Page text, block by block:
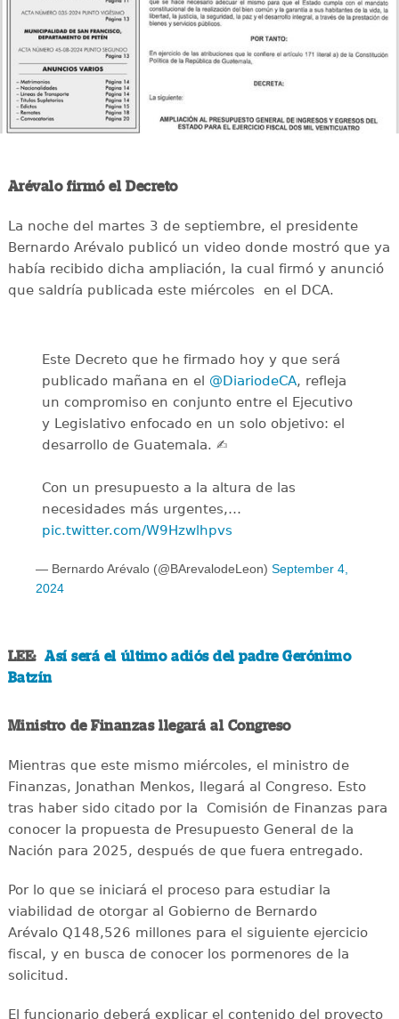
Arévalo firmó el Decreto
La noche del martes 3 de septiembre, el presidente
Bernardo Arévalo publicó un video donde mostró que ya
había recibido dicha ampliación, la cual firmó y anunció
que saldría publicada este miércoles en el DCA.
Este Decreto que he firmado hoy y que será
publicado mañana en el @DiariodeCA, refleja
un compromiso en conjunto entre el Ejecutivo
y Legislativo enfocado en un solo objetivo: el
desarrollo de Guatemala. ✍
Con un presupuesto a la altura de las
necesidades más urgentes,…
pic.twitter.com/W9Hzwlhpvs
— Bernardo Arévalo (@BArevalodeLeon) September 4,
2024
LEE:Así será el último adiós del padre Gerónimo
Batzín
Ministro de Finanzas llegará al Congreso
Mientras que este mismo miércoles, el ministro de
Finanzas, Jonathan Menkos, llegará al Congreso. Esto
tras haber sido citado por la Comisión de Finanzas para
conocer la propuesta de Presupuesto General de la
Nación para 2025, después de que fuera entregado.
Por lo que se iniciará el proceso para estudiar la
viabilidad de otorgar al Gobierno de Bernardo
Arévalo Q148,526 millones para el siguiente ejercicio
fiscal, y en busca de conocer los pormenores de la
solicitud.
El funcionario deberá explicar el contenido del proyecto